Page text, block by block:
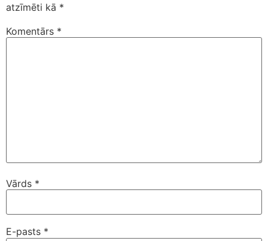
atzīmēti kā *
Komentārs *
Vārds *
E-pasts *